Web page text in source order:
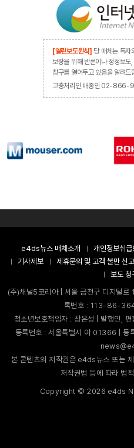
[열린보도원칙] 당 매체는 독자
보장을 위해 반론이나 정정보
창구를 열어두고 있음을 알려드
고충처리인 배종인 02-
e4ds뉴스 매체소개 개인정보취급
기사제보
제휴문의 및 고객 불만 신고
보도 청
(주)채널5코리아 | 서울 금천구 디지털
록번호 : 113-86-
청소년보호책임자 : 장은성 | 발행인,
등록번호 : 서울특별시 아 01366 |
본 콘텐츠의 저작권은 e4ds뉴스 또는
저작권법 등에 따라 법
Copyright ©2026 e4ds